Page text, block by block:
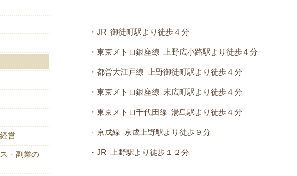
・JR 御徒町駅より徒歩４分
・東京メトロ銀座線 上野広小路駅より徒歩４分
・都営大江戸線 上野御徒町駅より徒歩４分
・東京メトロ銀座線 末広町駅より徒歩４分
・東京メトロ千代田線 湯島駅より徒歩４分
・京成線 京成上野駅より徒歩９分
・JR 上野駅より徒歩１２分
営
・副業の